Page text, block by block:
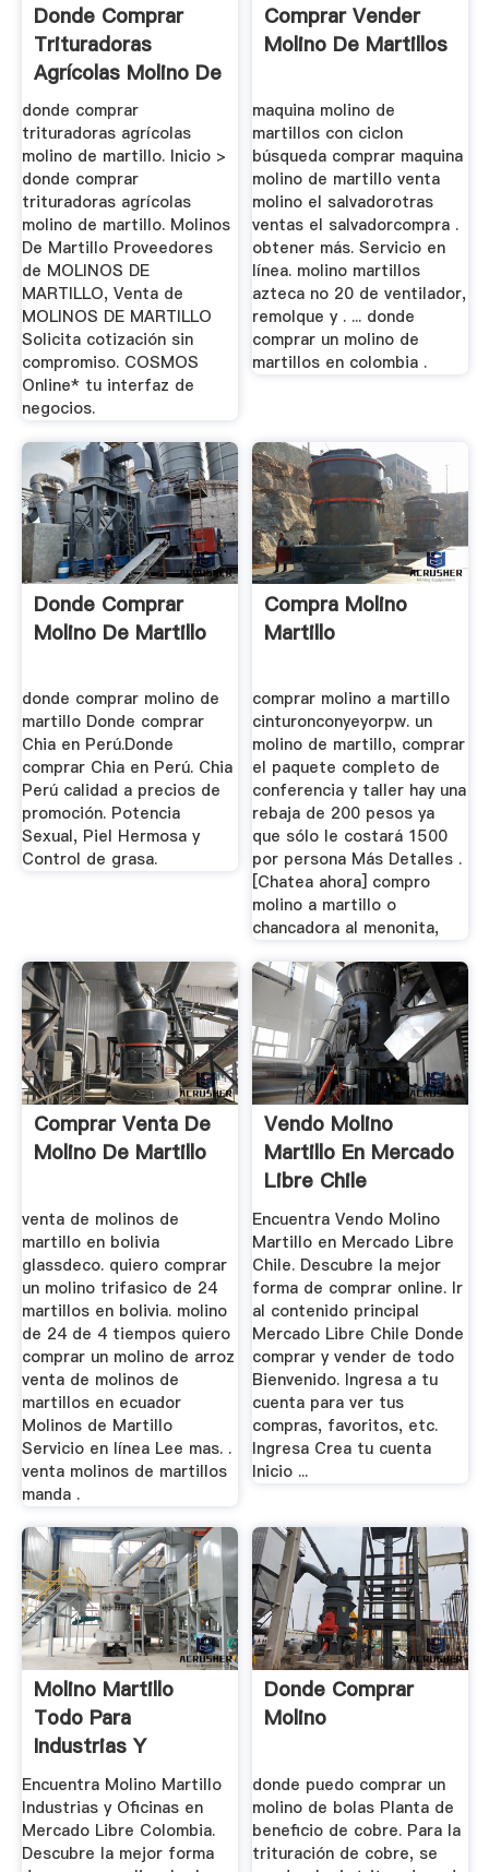
Donde Comprar
Trituradoras
Agrícolas Molino De
Martillo
donde comprar
trituradoras agrícolas
molino de martillo. Inicio >
donde comprar
trituradoras agrícolas
molino de martillo. Molinos
De Martillo Proveedores
de MOLINOS DE
MARTILLO, Venta de
MOLINOS DE MARTILLO
Solicita cotización sin
compromiso. COSMOS
Online* tu interfaz de
negocios.
Comprar Vender
Molino De Martillos
maquina molino de
martillos con ciclon
búsqueda comprar maquina
molino de martillo venta
molino el salvadorotras
ventas el salvadorcompra .
obtener más. Servicio en
línea. molino martillos
azteca no 20 de ventilador,
remolque y . ... donde
comprar un molino de
martillos en colombia .
Donde Comprar
Molino De Martillo
donde comprar molino de
martillo Donde comprar
Chia en Perú.Donde
comprar Chia en Perú. Chia
Perú calidad a precios de
promoción. Potencia
Sexual, Piel Hermosa y
Control de grasa.
Compra Molino
Martillo
comprar molino a martillo
cinturonconyeyorpw. un
molino de martillo, comprar
el paquete completo de
conferencia y taller hay una
rebaja de 200 pesos ya
que sólo le costará 1500
por persona Más Detalles .
[Chatea ahora] compro
molino a martillo o
chancadora al menonita,
Comprar Venta De
Molino De Martillo
venta de molinos de
martillo en bolivia
glassdeco. quiero comprar
un molino trifasico de 24
martillos en bolivia. molino
de 24 de 4 tiempos quiero
comprar un molino de arroz
venta de molinos de
martillos en ecuador
Molinos de Martillo
Servicio en línea Lee mas. .
venta molinos de martillos
manda .
Vendo Molino
Martillo En Mercado
Libre Chile
Encuentra Vendo Molino
Martillo en Mercado Libre
Chile. Descubre la mejor
forma de comprar online. Ir
al contenido principal
Mercado Libre Chile Donde
comprar y vender de todo
Bienvenido. Ingresa a tu
cuenta para ver tus
compras, favoritos, etc.
Ingresa Crea tu cuenta
Inicio ...
Molino Martillo
Todo Para
Industrias Y
Oficinas En ...
Encuentra Molino Martillo
Industrias y Oficinas en
Mercado Libre Colombia.
Descubre la mejor forma
Donde Comprar
Molino
donde puedo comprar un
molino de bolas Planta de
beneficio de cobre. Para la
trituración de cobre, se